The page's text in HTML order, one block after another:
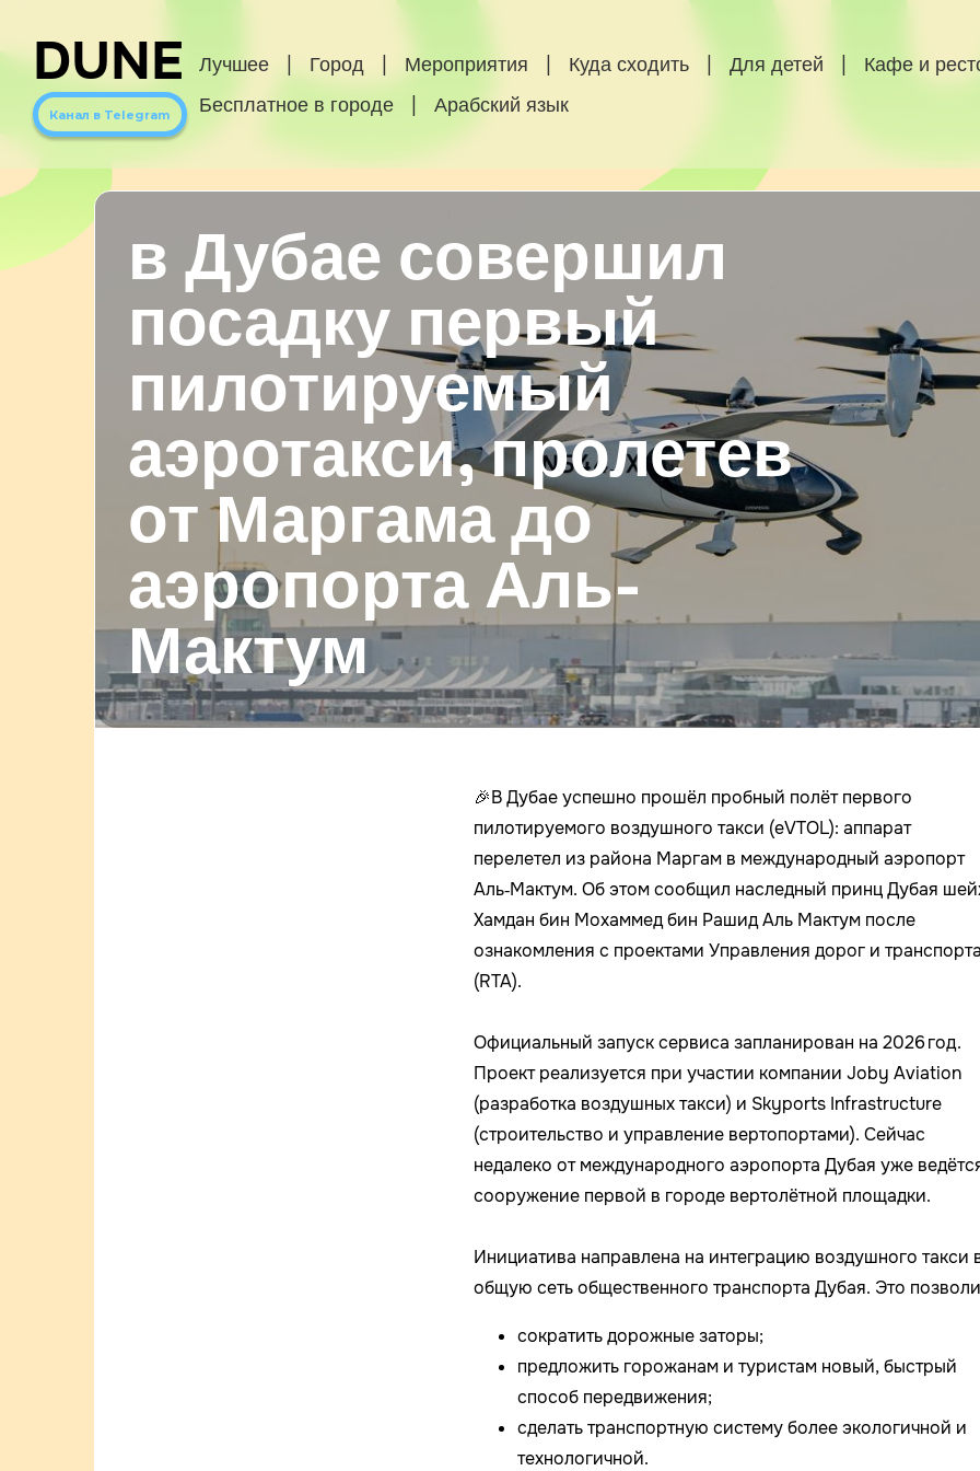
DUNE
Канал в Telegram
Лучшее Город Мероприятия Куда сходить Для детей
Кафе и
Бесплатное в городе
Арабский язык
в Дубае совершил
посадку первый
пилотируемый
аэротакси, пролетев
от Маргама до
аэропорта Аль-
Мактум
🎉В Дубае успешно прошёл пробный полёт первого
пилотируемого воздушного такси (eVTOL): аппарат
перелетел из района Маргам в международный аэропорт
Аль‑Мактум. Об этом сообщил наследный принц Дубая
Хамдан бин Мохаммед бин Рашид Аль Мактум после
ознакомления с проектами Управления дорог и
(RTA).
Официальный запуск сервиса запланирован на 2026 год.
Проект реализуется при участии компании Joby Aviation
(разработка воздушных такси) и Skyports Infrastructure
(строительство и управление вертопортами). Сейчас
недалеко от международного аэропорта Дубая уже
сооружение первой в городе вертолётной площадки.
Инициатива направлена на интеграцию воздушного такси
общую сеть общественного транспорта Дубая. Это
сократить дорожные заторы;
предложить горожанам и туристам новый, быстрый
способ передвижения;
сделать транспортную систему более экологичной и
технологичной.